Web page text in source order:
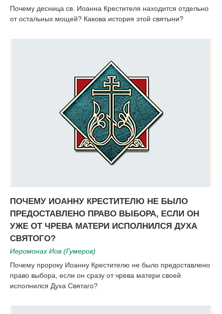
Почему десница св. Иоанна Крестителя находится отдельно
от остальных мощей? Какова история этой святыни?
ПОЧЕМУ ИОАННУ КРЕСТИТЕЛЮ НЕ БЫЛО
ПРЕДОСТАВЛЕНО ПРАВО ВЫБОРА, ЕСЛИ ОН
УЖЕ ОТ ЧРЕВА МАТЕРИ ИСПОЛНИЛСЯ ДУХА
СВЯТОГО?
Иеромонах Иов (Гумеров)
Почему пророку Иоанну Крестителю не было предоставлено
право выбора, если он сразу от чрева матери своей
исполнился Духа Святаго?